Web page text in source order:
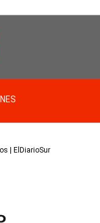
| ElDiarioSur